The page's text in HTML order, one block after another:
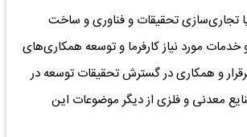
تجاری‌سازی تحقیقات و فناوری و ساخت
مورد نیاز کارفرما و توسعه همکاری‌های
و همکاری در گسترش تحقیقات توسعه در
معدنی و فلزی از دیگر موضوعات این